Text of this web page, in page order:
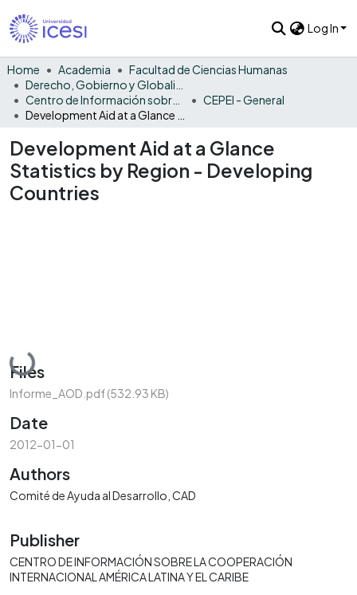
Log In
Home Academia
Facultad de Ciencias Humanas
CEPEI - General
Development Aid at a Glance
Statistics by Region - Developing
Countries
Loading...
Files
Informe_AOD.pdf(532.93 KB)
Date
2012-01-01
Authors
Comité de Ayuda al Desarrollo, CAD
Publisher
CENTRO DE INFORMACIÓN SOBRE LA COOPERACIÓN
INTERNACIONAL AMÉRICA LATINA Y EL CARIBE